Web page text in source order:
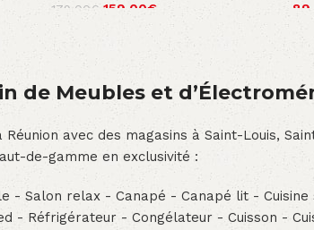
179.00€ 159.00€
de Meubles et
avec des magasins à Saint-Louis,
de-gamme en exclusivité :
- Salon relax - Canapé - Canapé lit -
- Réfrigérateur - Congélateur - Cuisson -